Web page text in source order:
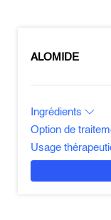
ALOMIDE
Ingrédients
Option de
Usage